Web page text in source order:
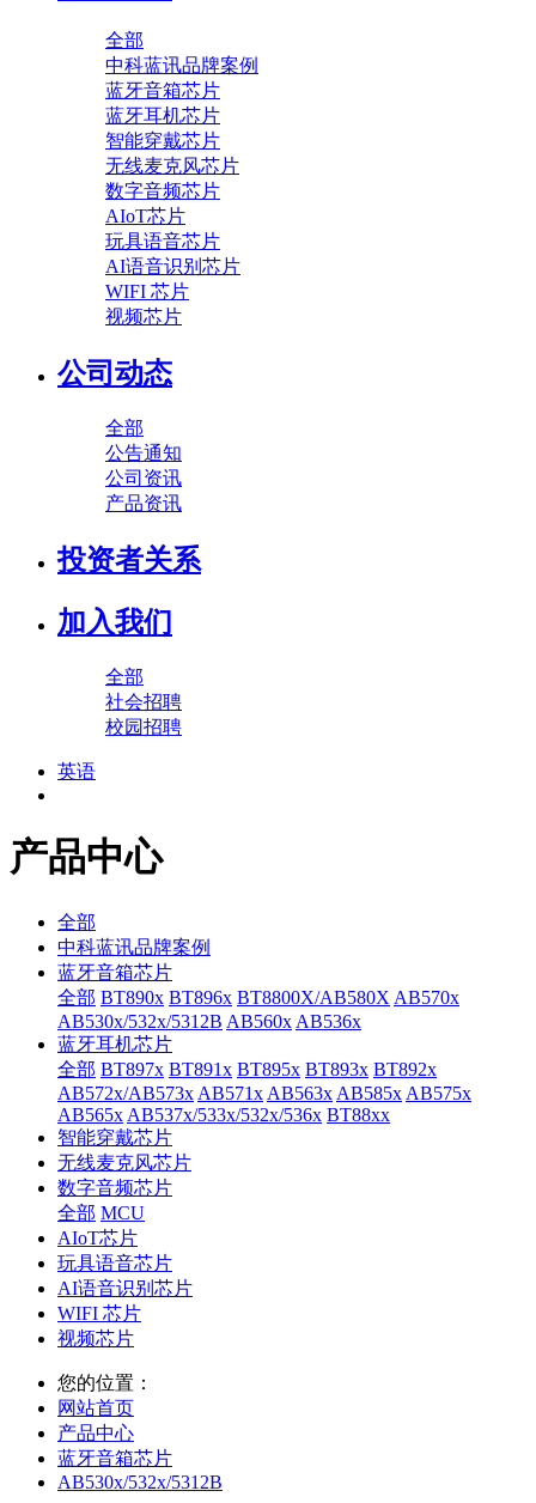
全部
中科蓝讯品牌案例
蓝牙音箱芯片
蓝牙耳机芯片
智能穿戴芯片
无线麦克风芯片
数字音频芯片
AIoT芯片
玩具语音芯片
AI语音识别芯片
WIFI 芯片
视频芯片
公司动态
全部
公告通知
公司资讯
产品资讯
投资者关系
加入我们
全部
社会招聘
校园招聘
英语
产品中心
全部
中科蓝讯品牌案例
蓝牙音箱芯片
全部 BT890x BT896x BT8800X/AB580X AB570x
AB530x/532x/5312B AB560x AB536x
蓝牙耳机芯片
全部 BT897x BT891x BT895x BT893x BT892x
AB572x/AB573x AB571x AB563x AB585x AB575x
AB565x AB537x/533x/532x/536x BT88xx
智能穿戴芯片
无线麦克风芯片
数字音频芯片
全部 MCU
AIoT芯片
玩具语音芯片
AI语音识别芯片
WIFI 芯片
视频芯片
您的位置：
网站首页
产品中心
蓝牙音箱芯片
AB530x/532x/5312B